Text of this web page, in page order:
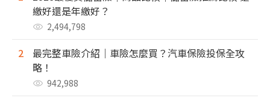
繳好還是年繳好？
2,494,798
2
最完整車險介紹｜車險怎麼買？汽車保險投保全攻
略！
942,988